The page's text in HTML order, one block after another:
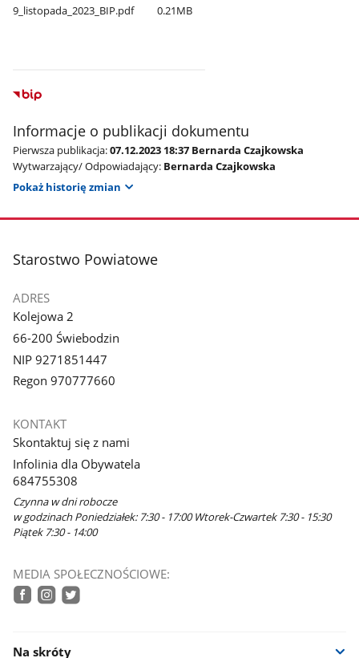
9​_listopada​_2023​_BIP.pdf 0.21MB
Informacje o publikacji dokumentu
Pierwsza publikacja:07.12.2023 18:37 Bernarda Czajkowska
Wytwarzający/ Odpowiadający: Bernarda Czajkowska
Pokaż historię zmian
stopka
Starostwo Powiatowe
ADRES
Kolejowa 2
66-200 Świebodzin
NIP 9271851447
Regon 970777660
KONTAKT
Skontaktuj się z nami
Infolinia dla Obywatela
684755308
Czynna w dni robocze
w godzinach Poniedziałek: 7:30 - 17:00 Wtorek-Czwartek 7:30 - 15:30
Piątek 7:30 - 14:00
MEDIA SPOŁECZNOŚCIOWE:
Na skróty